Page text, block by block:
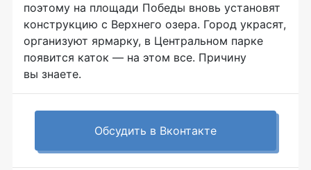
поэтому на площади Победы вновь установят
конструкцию с Верхнего озера. Город украсят,
организуют ярмарку, в Центральном парке
появится каток — на этом все. Причину
вы знаете.
Обсудить в Вконтакте